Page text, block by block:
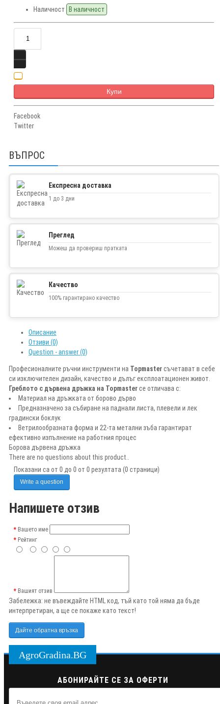
Наличност В наличност
Купи
Facebook
Twitter
ВЪПРОС
Експресна доставка
1 до 3 дни
Преглед
Можеш да провериш пратката
Качество
100% гарантирано качество
Описание
Отзиви (0)
Question - answer (0)
Професионалните ръчни инструменти на Topmasterсъчетават в себе
си изключителен дизайн, качество и дълъг експлоатационен живот.
Греблото с дървена дръжка на Topmasterсе отличава с:
Материал на дръжката от борово дърво
Предназначено за събиране на паднали листа, плевели и лек
градински боклук
Ветрилообразната форма и 22-та метални зъба гарантират
ефективно изпълнение на работния процес
Борова дървена дръжка
There are no questions about this product..
Показани са от 0 до 0 от 0 резултата (0 страници)
Write a question
Напишете отзив
Вашето име
Рейтинг
Вашият отзив
Забележка: не въвеждайте HTML код, тъй като той няма да бъде
интерпретиран, а ще се покаже като текст!
Дайте обратна връзка
AgroGradina.BG
АБОНИРАЙТЕ СЕ ЗА ОФЕРТИ